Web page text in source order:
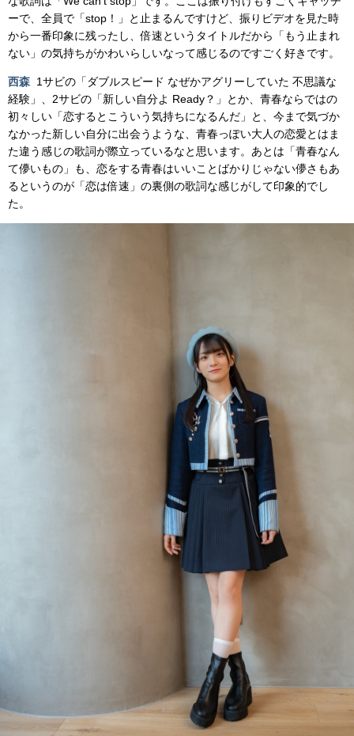
ーで、全員で「stop！」と止まるんですけど、振りビデオを見た時
から一番印象に残ったし、倍速というタイトルだから「もう止まれ
ない」の気持ちがかわいらしいなって感じるのですごく好きです。
西森 1サビの「ダブルスピード なぜかアグリーしていた 不思議な
経験」、2サビの「新しい自分よ Ready？」とか、青春ならではの
初々しい「恋するとこういう気持ちになるんだ」と、今まで気づか
なかった新しい自分に出会うような、青春っぽい大人の恋愛とはま
た違う感じの歌詞が際立っているなと思います。あとは「青春なん
て儚いもの」も、恋をする青春はいいことばかりじゃない儚さもあ
るというのが「恋は倍速」の裏側の歌詞な感じがして印象的でし
た。